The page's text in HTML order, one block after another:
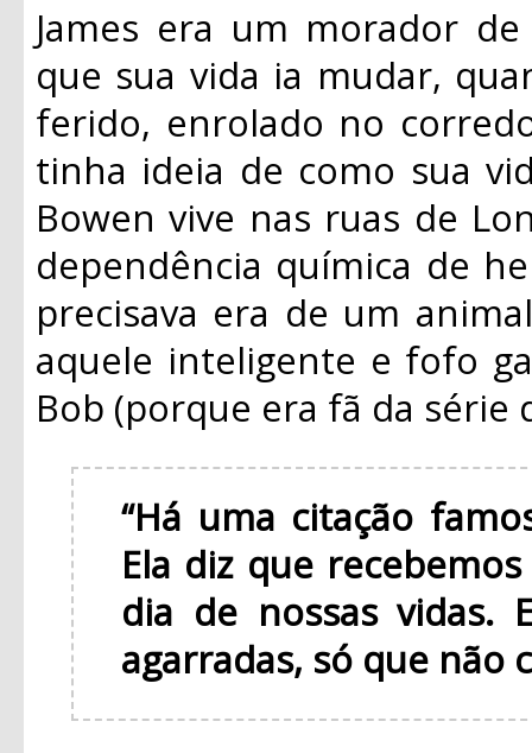
James era um morador
que sua vida ia mudar,
ferido, enrolado no
tinha ideia de como sua
Bowen vive nas ruas de
dependência química de
precisava era de um
aquele inteligente e fofo
Bob (porque era fã da série
“Há uma citação
Ela diz que
dia de nossas vidas.
agarradas, só que não